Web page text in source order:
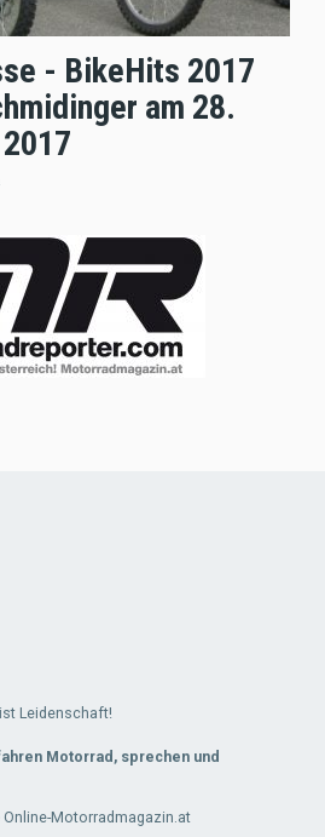
- BikeHits 2017
am 28.
Leidenschaft!
Motorrad, sprechen und
Motorradmagazin.at